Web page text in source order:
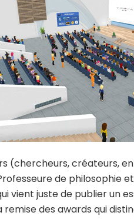
(chercheurs, créateurs,
de philosophie
vient juste de publier un
remise des awards qui